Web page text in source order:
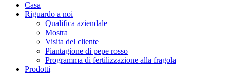
Casa
Riguardo a noi
Qualifica aziendale
Mostra
Visita del cliente
Piantagione di pepe rosso
Programma di fertilizzazione alla fragola
Prodotti